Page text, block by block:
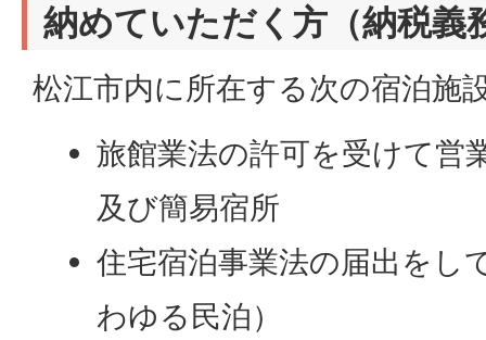
納めていただく方（納税義
松江市内に所在する次の宿泊施
旅館業法の許可を受けて営
及び簡易宿所
住宅宿泊事業法の届出をし
わゆる民泊）